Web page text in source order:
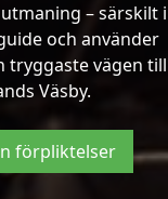
– särskilt i
och använder
tryggaste vägen till
Väsby.
förpliktelser